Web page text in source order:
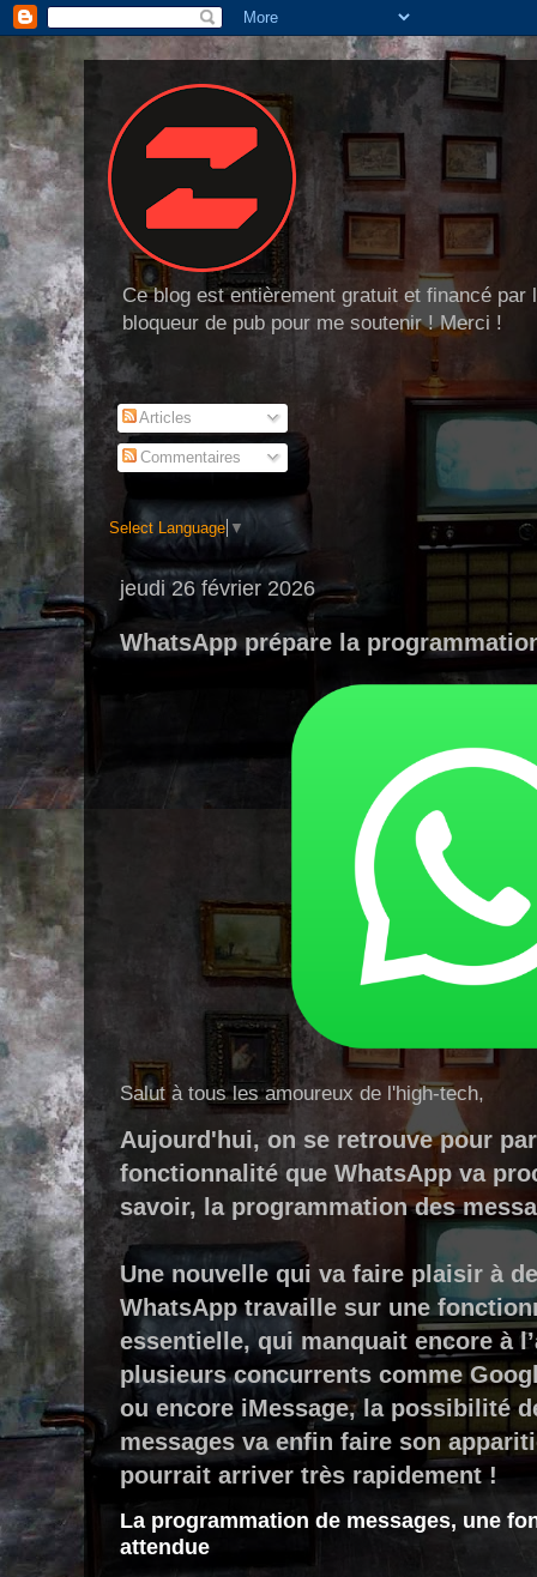
Ce blog est entièrement gratuit et financé
bloqueur de pub pour me soutenir ! Merci !
Articles
Commentaires
Select Language ▼
jeudi 26 février 2026
WhatsApp prépare la
Salut à tous les amoureux de l'high-tech,
Aujourd'hui, on se retrouve pour
fonctionnalité que WhatsApp va
savoir, la programmation des
Une nouvelle qui va faire plaisir à
WhatsApp travaille sur une
essentielle, qui manquait encore à
plusieurs concurrents comme
ou encore iMessage, la possibilité
messages va enfin faire son
pourrait arriver très rapidement !
La programmation de messages, une
attendue